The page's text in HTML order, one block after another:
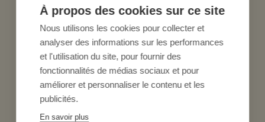
À propos des cookies sur ce site
Nous utilisons les cookies pour collecter et
analyser des informations sur les performances
et l'utilisation du site, pour fournir des
fonctionnalités de médias sociaux et pour
améliorer et personnaliser le contenu et les
publicités.
En savoir plus
confrontée au ralentissement de
la demande, Le Monde, 26
novembre
Terre-de-Bancalié. La députée
rencontre deux éleveurs Biolait
La Dépêche, 22 novembre
Biolait inquiet face à la
surproduction de lait bio
Journal des Entreprises, 4
novembre